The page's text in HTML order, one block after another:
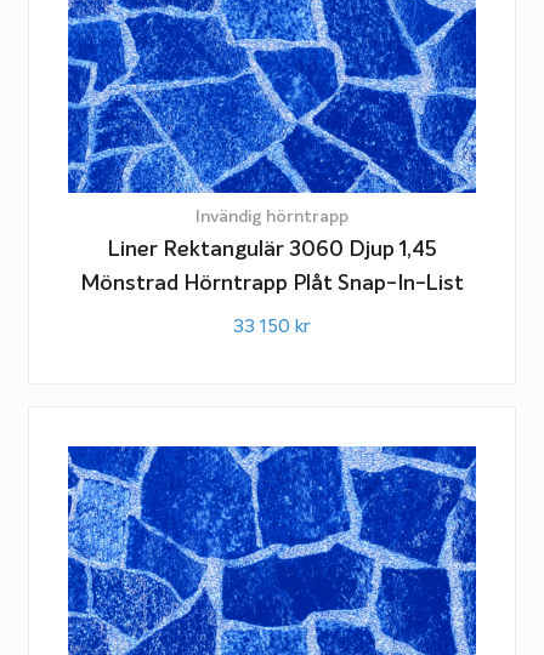
Invändig hörntrapp
Liner Rektangulär 3060 Djup 1,45
Mönstrad Hörntrapp Plåt Snap-In-List
33 150 kr